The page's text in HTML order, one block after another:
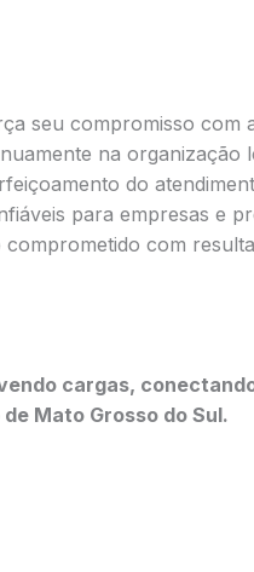
seu compromisso com
na organização
do
para empresas e
com
cargas,
Mato Grosso do Sul.